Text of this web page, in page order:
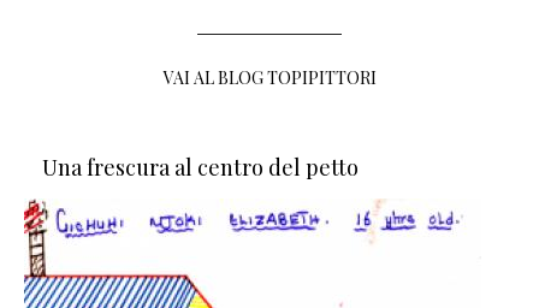
VAI AL BLOG TOPIPITTORI
Una frescura al centro del petto